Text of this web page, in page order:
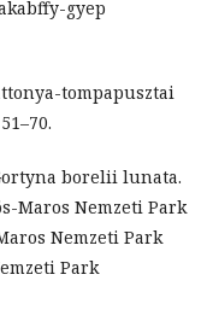
gyep
tompapusztai
borelii lunata.
Maros Nemzeti Park
Nemzeti Park
Park